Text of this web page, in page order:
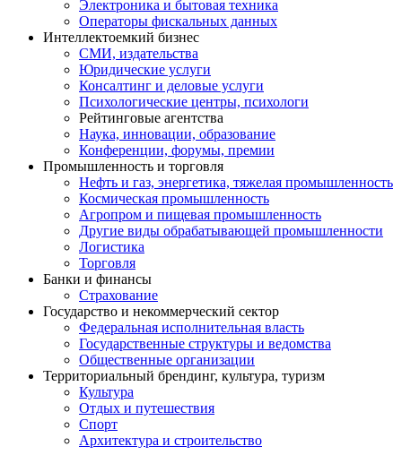
Электроника и бытовая техника
Операторы фискальных данных
Интеллектоемкий бизнес
СМИ, издательства
Юридические услуги
Консалтинг и деловые услуги
Психологические центры, психологи
Рейтинговые агентства
Наука, инновации, образование
Конференции, форумы, премии
Промышленность и торговля
Нефть и газ, энергетика, тяжелая промышленность
Космическая промышленность
Агропром и пищевая промышленность
Другие виды обрабатывающей промышленности
Логистика
Торговля
Банки и финансы
Страхование
Государство и некоммерческий сектор
Федеральная исполнительная власть
Государственные структуры и ведомства
Общественные организации
Территориальный брендинг, культура, туризм
Культура
Отдых и путешествия
Спорт
Архитектура и строительство